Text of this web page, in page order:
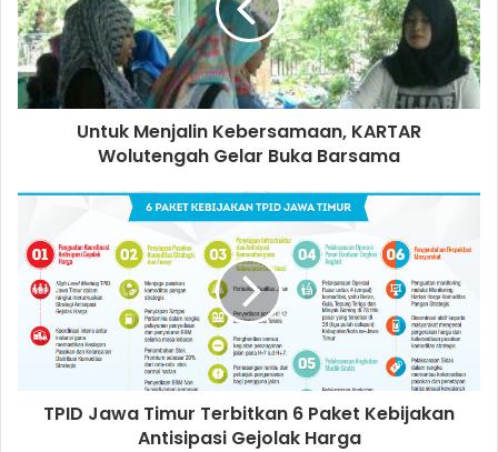
a
i
l
a
d
s
Untuk Menjalin Kebersamaan, KARTAR
Wolutengah Gelar Buka Barsama
TPID Jawa Timur Terbitkan 6 Paket Kebijakan
Antisipasi Gejolak Harga